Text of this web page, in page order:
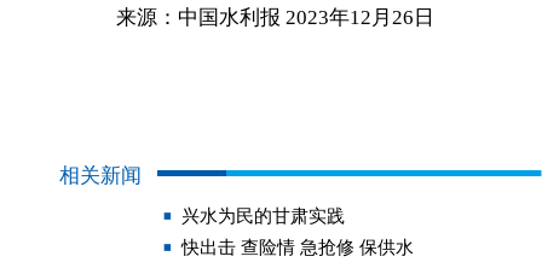
来源：中国水利报 2023年12月26日
相关新闻
兴水为民的甘肃实践
快出击 查险情 急抢修 保供水